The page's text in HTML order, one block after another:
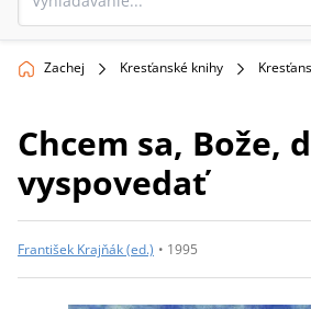
Zachej Kresťanské knihy
Chcem sa, Bože,
vyspovedať
František Krajňák (ed.) • 1995